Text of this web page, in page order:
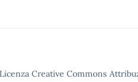
Creative Commons